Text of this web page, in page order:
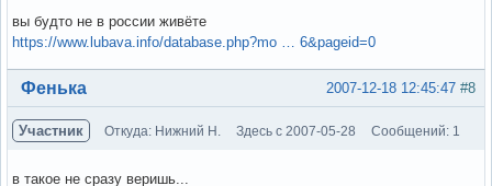
вы будто не в россии живёте
https://www.lubava.info/database.php?mo … 6&pageid=0
Вне форума #8
2007-12-18 12:45:47
Фенька
Участник Откуда: Нижний Н. Здесь с 2007-05-28 Сообщений: 1
в такое не сразу веришь...